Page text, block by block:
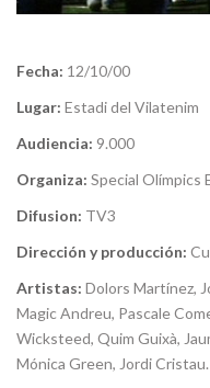
Fecha: 12/10/00
Lugar: Estadi del Vilatenim
Audiencia: 9.000
Organiza: Special Olímpics
Difusion: TV3
Dirección y producción:
Artistas: Dolors Martínez,
Magic Andreu, Pascale
Wicksteed, Quim Guixà,
Mónica Green, Jordi Cristau.